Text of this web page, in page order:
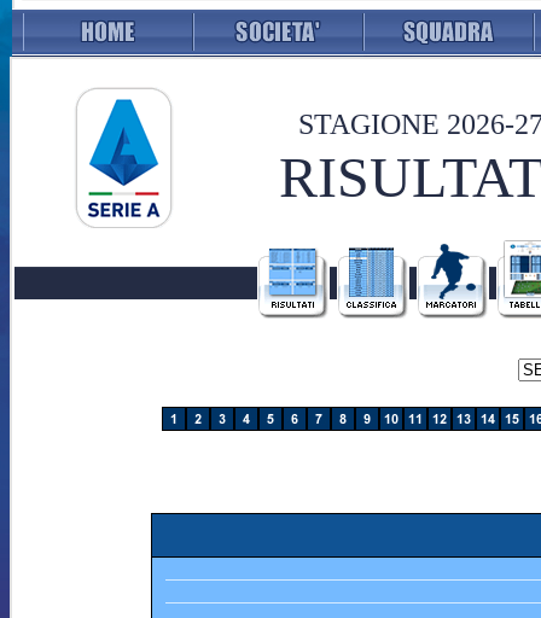
STAGIONE 2026-